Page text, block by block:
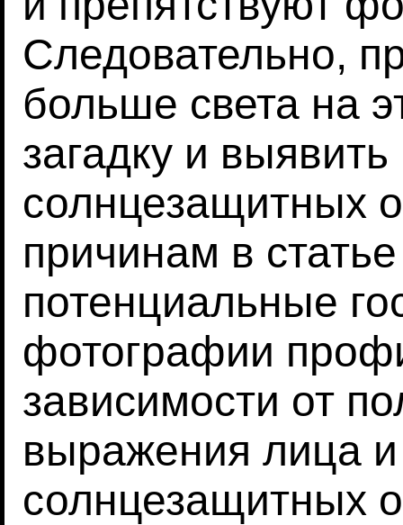
Следовательно,
больше света на
загадку и
солнцезащитных
причинам в
потенциальные
фотографии
зависимости от
выражения лица
солнцезащитных